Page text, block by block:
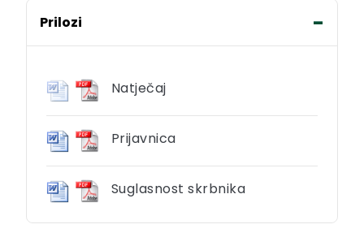
Prilozi
Natječaj
Prijavnica
Suglasnost skrbnika